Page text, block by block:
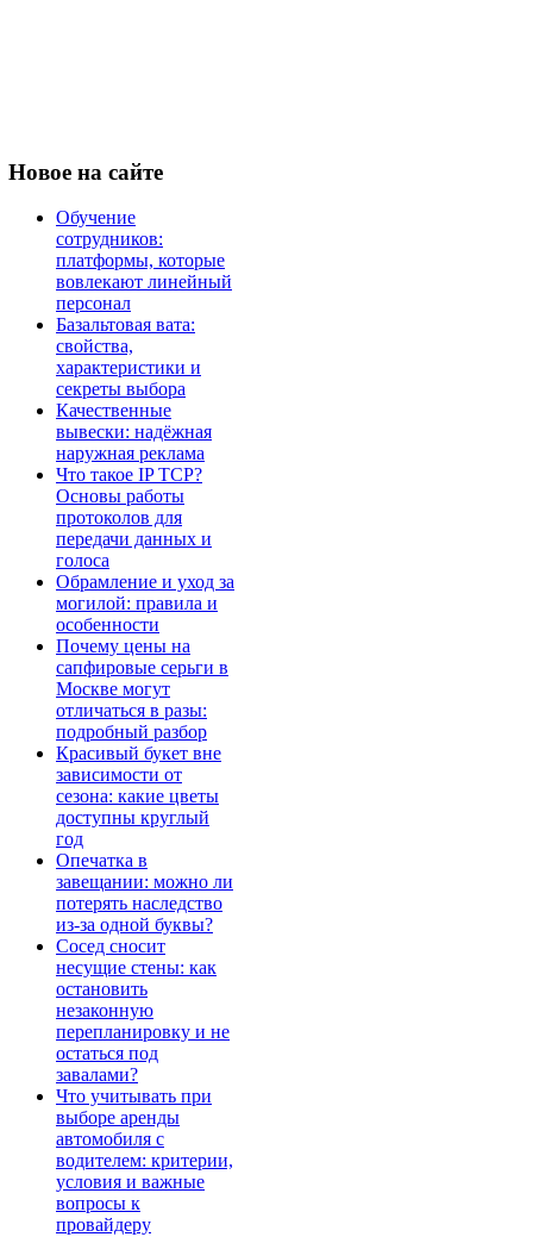
Новое на сайте
Обучение
сотрудников:
платформы, которые
вовлекают линейный
персонал
Базальтовая вата:
свойства,
характеристики и
секреты выбора
Качественные
вывески: надёжная
наружная реклама
Что такое IP TCP?
Основы работы
протоколов для
передачи данных и
голоса
Обрамление и уход за
могилой: правила и
особенности
Почему цены на
сапфировые серьги в
Москве могут
отличаться в разы:
подробный разбор
Красивый букет вне
зависимости от
сезона: какие цветы
доступны круглый
год
Опечатка в
завещании: можно ли
потерять наследство
из-за одной буквы?
Сосед сносит
несущие стены: как
остановить
незаконную
перепланировку и не
остаться под
завалами?
Что учитывать при
выборе аренды
автомобиля с
водителем: критерии,
условия и важные
вопросы к
провайдеру